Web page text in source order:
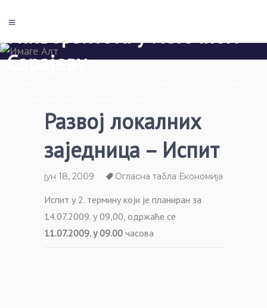
Сарајеву
Развој локалних
заједница – Испит
јун 18, 2009 Огласна табла Економија
Испит у 2. термину који је планиран за
14.07.2009. у 09,00, одржаће се
11.07.2009. у 09.00 часова